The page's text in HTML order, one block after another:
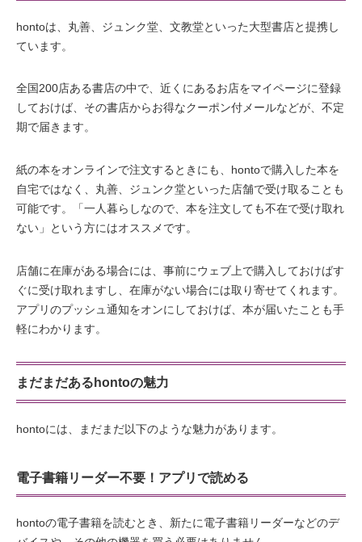
hontoは、丸善、ジュンク堂、文教堂といった大型書店と提携し
ています。
全国200店ある書店の中で、近くにあるお店をマイページに登録
しておけば、その書店からお得なクーポン付メールなどが、不定
期で届きます。
紙の本をオンラインで注文するときにも、hontoで購入した本を
自宅ではなく、丸善、ジュンク堂といった店舗で受け取ることも
可能です。「一人暮らしなので、本を注文しても不在で受け取れ
ない」という方にはオススメです。
店舗に在庫がある場合には、事前にウェブ上で購入しておけばす
ぐに受け取れますし、在庫がない場合には取り寄せてくれます。
アプリのプッシュ通知をオンにしておけば、本が届いたことも手
軽にわかります。
まだまだあるhontoの魅力
hontoには、まだまだ以下のような魅力があります。
電子書籍リーダー不要！アプリで読める
hontoの電子書籍を読むとき、新たに電子書籍リーダーなどのデ